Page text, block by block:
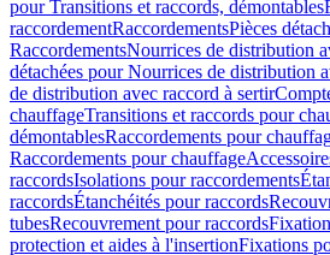
pour Transitions et raccords, démontables
raccordementRaccordementsPièces
RaccordementsNourrices de distribution
détachées pour Nourrices de distribution
de distribution avec raccord à sertir
chauffageTransitions et raccords pour
démontablesRaccordements pour
Raccordements pour chauffage
raccordsIsolations pour raccordements
raccordsÉtanchéités pour raccords
tubesRecouvrement pour raccords
protection et aides à l'insertionFixations